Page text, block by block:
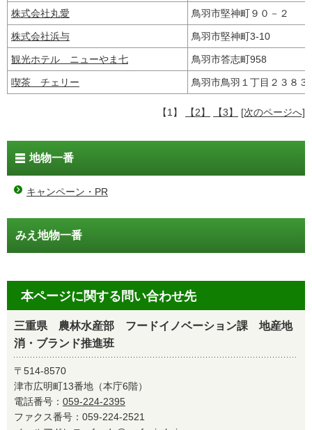
株式会社丸愛 鳥羽市堅神町９０－２
株式会社浜与 鳥羽市堅神町3-10
観光ホテル ニューやま七 鳥羽市答志町958
喫茶 チェリー 鳥羽市鳥羽１丁目２３８
【1】 【2】 【3】 [次のページへ]
地物一番
キャンペーン・PR
みえ地物一番
本ページに関する問い合わせ先
三重県 農林水産部 フードイノベーション課 地産地
消・ブランド推進班
〒514-8570
津市広明町13番地（本庁6階）
電話番号： 059-224-2395
ファクス番号：059-224-2521